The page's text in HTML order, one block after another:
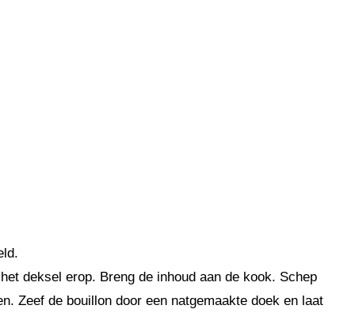
deksel erop. Breng de inhoud aan de kook. Schep
Zeef de bouillon door een natgemaakte doek en laat